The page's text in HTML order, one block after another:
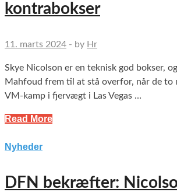
kontrabokser
11. marts 2024 - by Hr
Skye Nicolson er en teknisk god bokser,
Mahfoud frem til at stå overfor, når de to
VM-kamp i fjervægt i Las Vegas …
Read More
Nyheder
DFN bekræfter: